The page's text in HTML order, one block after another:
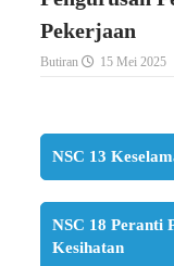
Pekerjaan
Butiran 15 Mei 2025
NSC 13
NSC 18 Peranti
Kesihatan